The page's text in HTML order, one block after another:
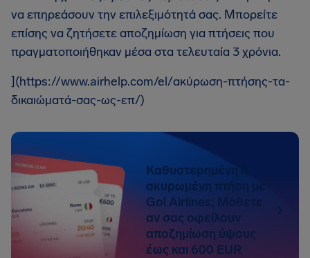
να επηρεάσουν την επιλεξιμότητά σας. Μπορείτε
επίσης να ζητήσετε αποζημίωση για πτήσεις που
πραγματοποιήθηκαν μέσα στα τελευταία 3 χρόνια.
](https://www.airhelp.com/el/ακύρωση-πτήσης-τα-
δικαιώματά-σας-ως-επ/)
Καθυστερημένη ή
ακυρωμένη πτήση με
Gol Airlines; Μάθετε
αν σας οφείλουν
αποζημίωση ύψους
έως και 600 EUR